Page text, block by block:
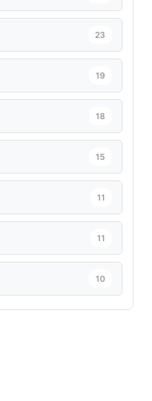
23
19
18
15
11
11
10